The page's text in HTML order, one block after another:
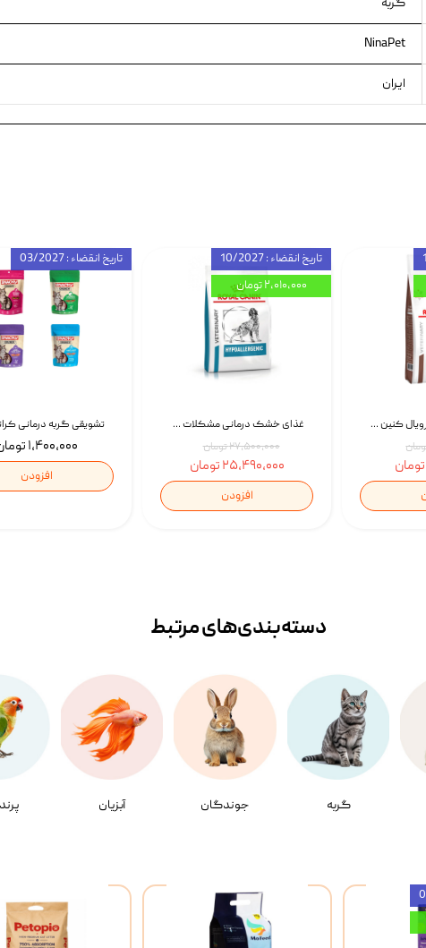
NinaPet
ایران
۱,۴۰۰,۰۰۰ تومان
افزودن
تاریخ انقضاء : 03/2027
غذای خشک درمانی مشکلات گوارشی سگ رویال کنین Royal Canin Hypoallergenic وزن 7 کیلوگرم | پت استوک
۲۷,۵۰۰,۰۰۰ تومان
۲۵,۴۹۰,۰۰۰ تومان
افزودن
تاریخ انقضاء : 10/2027
۲,۰۱۰,۰۰۰ تومان
غذای خشک گربه رویال کنین Gastrointestinal Fibre Response وزن 2 کیلوگرم | پت استوک
گربه جوندگان آبزیان
دسته‌بندی‌‌های مرتبط